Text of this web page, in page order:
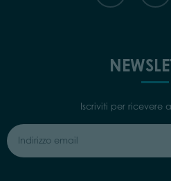
Iscriviti per ricevere